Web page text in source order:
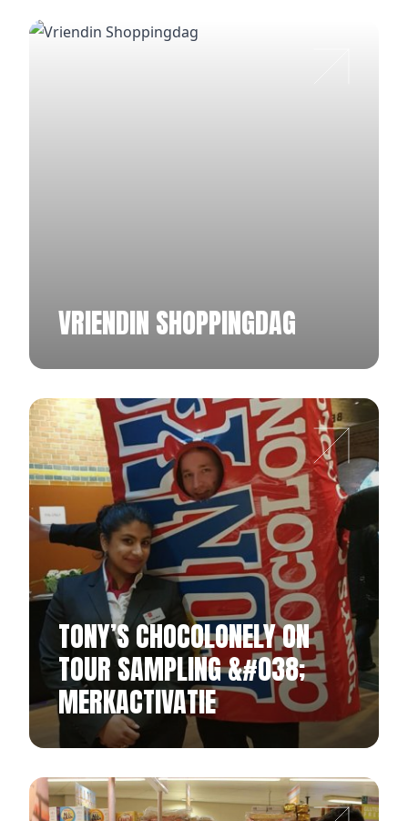
VRIENDIN SHOPPINGDAG
TONY’S CHOCOLONELY ON
TOUR SAMPLING &#038;
MERKACTIVATIE